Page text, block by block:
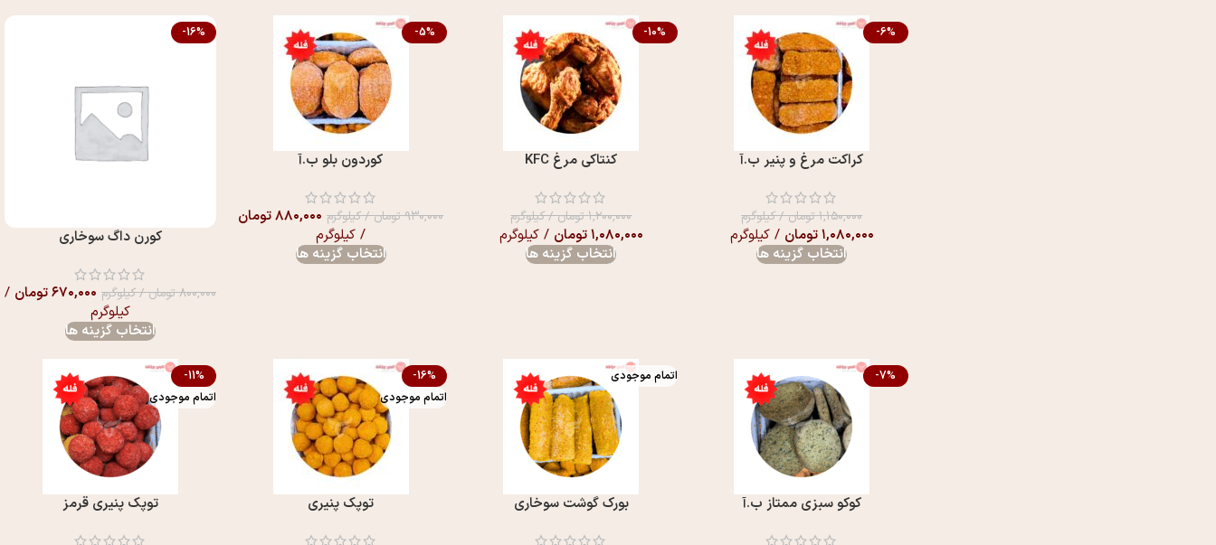
-6%
کراکت مرغ و پنیر ب.آ
۱,۱۵۰,۰۰۰تومان/ کیلوگرم
۱,۰۸۰,۰۰۰تومان / کیلوگرم
انتخاب گزینه ها
-10%
کنتاکی مرغ KFC
۱,۲۰۰,۰۰۰تومان/ کیلوگرم
۱,۰۸۰,۰۰۰تومان / کیلوگرم
انتخاب گزینه ها
-5%
کوردون بلو ب.آ
۹۳۰,۰۰۰تومان/ کیلوگرم ۸۸۰,۰۰۰تومان
/ کیلوگرم
انتخاب گزینه ها
-16%
کورن داگ سوخاری
۸۰۰,۰۰۰تومان/ کیلوگرم ۶۷۰,۰۰۰تومان /
کیلوگرم
انتخاب گزینه ها
-7%
کوکو سبزی ممتاز ب.آ
اتمام موجودی
بورک گوشت سوخاری
-16%
اتمام موجودی
توپک پنیری
-11%
اتمام موجودی
توپک پنیری قرمز